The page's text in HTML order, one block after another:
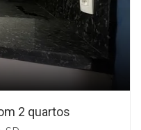
2 quartos